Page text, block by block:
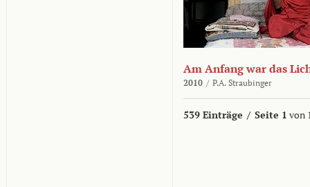
Am Anfang war das
2010 / P.A. Straubinger
539 Einträge / Seite 1 von